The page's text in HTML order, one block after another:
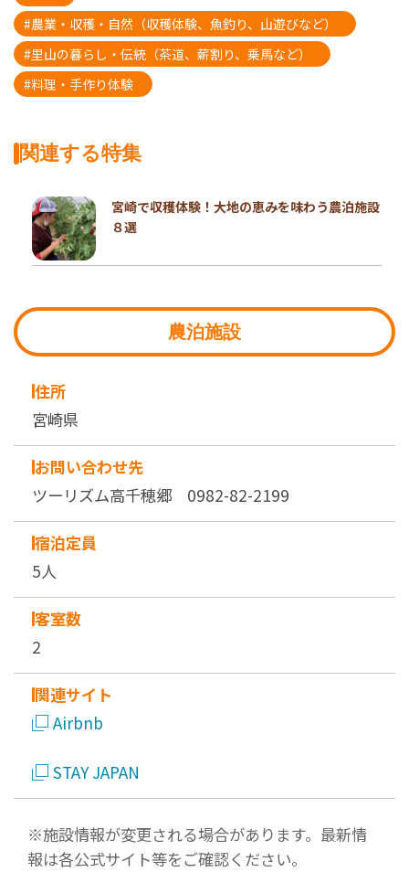
#農業・収穫・自然（収穫体験、魚釣り、山遊びなど）
#里山の暮らし・伝統（茶道、薪割り、乗馬など）
#料理・手作り体験
関連する特集
宮崎で収穫体験！大地の恵みを味わう農泊施設
８選
農泊施設
住所
宮崎県
お問い合わせ先
ツーリズム高千穂郷 0982-82-2199
宿泊定員
5人
客室数
2
関連サイト
Airbnb
STAY JAPAN
※施設情報が変更される場合があります。最新情
報は各公式サイト等をご確認ください。